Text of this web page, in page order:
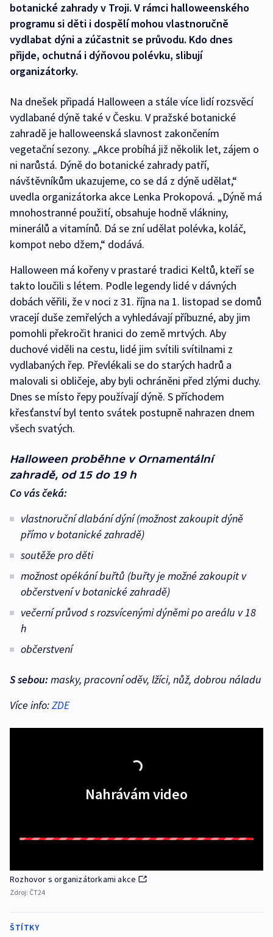
botanické zahrady v Troji. V rámci halloweenského
programu si děti i dospělí mohou vlastnoručně
vydlabat dýni a zúčastnit se průvodu. Kdo dnes
přijde, ochutná i dýňovou polévku, slibují
organizátorky.
Na dnešek připadá Halloween a stále více lidí rozsvěcí
vydlabané dýně také v Česku. V pražské botanické
zahradě je halloweenská slavnost zakončením
vegetační sezony. „Akce probíhá již několik let, zájem o
ni narůstá. Dýně do botanické zahrady patří,
návštěvníkům ukazujeme, co se dá z dýně udělat,“
uvedla organizátorka akce Lenka Prokopová. „Dýně má
mnohostranné použití, obsahuje hodně vlákniny,
minerálů a vitamínů. Dá se zní udělat polévka, koláč,
kompot nebo džem,“ dodává.
Halloween má kořeny v prastaré tradici Keltů, kteří se
takto loučili s létem. Podle legendy lidé v dávných
dobách věřili, že v noci z 31. října na 1. listopad se domů
vracejí duše zemřelých a vyhledávají příbuzné, aby jim
pomohli překročit hranici do země mrtvých. Aby
duchové viděli na cestu, lidé jim svítili svítilnami z
vydlabaných řep. Převlékali se do starých hadrů a
malovali si obličeje, aby byli ochráněni před zlými duchy.
Dnes se místo řepy používají dýně. S příchodem
křesťanství byl tento svátek postupně nahrazen dnem
všech svatých.
Halloween proběhne v Ornamentální
zahradě, od 15 do 19 h
Co vás čeká:
vlastnoruční dlabání dýní (možnost zakoupit dýně
přímo v botanické zahradě)
soutěže pro děti
možnost opékání buřtů (buřty je možné zakoupit v
občerstvení v botanické zahradě)
večerní průvod s rozsvícenými dýněmi po areálu v 18
h
občerstvení
S sebou: masky, pracovní oděv, lžíci, nůž, dobrou náladu
Více info:ZDE
Nahrávám video
Rozhovor s organizátorkami akce
Zdroj: ČT24
ŠTÍTKY